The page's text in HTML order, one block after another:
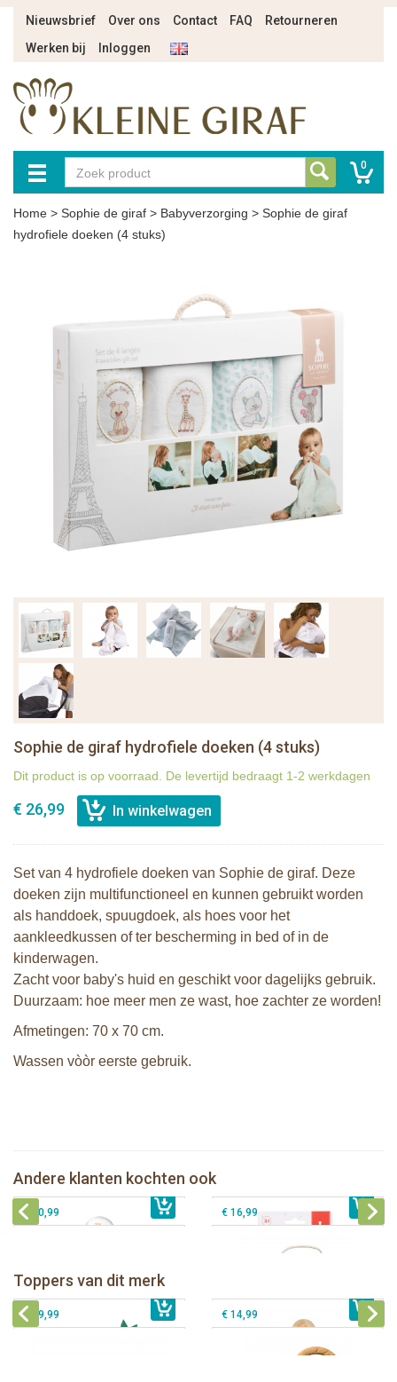
Nieuwsbrief Over ons Contact FAQ
Retourneren
Werken bij
Inloggen
0
Home > Sophie de giraf > Babyverzorging > Sophie de giraf
hydrofiele doeken (4 stuks)
Sophie de giraf hydrofiele doeken (4 stuks)
Dit product is op voorraad. De levertijd bedraagt 1-2 werkdagen
€ 26,99
Set van 4 hydrofiele doeken van Sophie de giraf. Deze
doeken zijn multifunctioneel en kunnen gebruikt worden
als handdoek, spuugdoek, als hoes voor het
aankleedkussen of ter bescherming in bed of in de
kinderwagen.
Zacht voor baby's huid en geschikt voor dagelijks gebruik.
Duurzaam: hoe meer men ze wast, hoe zachter ze worden!
Afmetingen: 70 x 70 cm.
Wassen vòòr eerste gebruik.
Andere klanten kochten ook
€ 14,99
2 Sophie de giraf zonneschermen
€ 10,99 € 16,99
Toppers van dit merk
€ 26,99
Sophie de giraf Baby Seat & Play
Sophie de giraf Activity Wheel
€ 39,99 € 14,99